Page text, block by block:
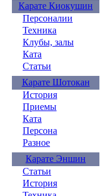
Карате Киокушин
Персоналии
Техника
Клубы, залы
Ката
Статьи
Карате Шотокан
История
Приемы
Ката
Персона
Разное
Карате Эншин
Статьи
История